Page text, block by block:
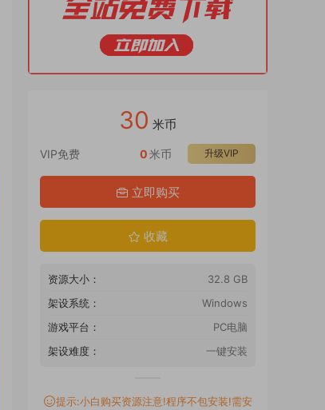
30 米币
VIP免费 升级VIP
0米币
立即购买
收藏
资源大小：
32.8 GB
架设系统：
Windows
游戏平台：
PC电脑
架设难度：
一键安装
提示:小白购买资源注意!程序不包安装!需安